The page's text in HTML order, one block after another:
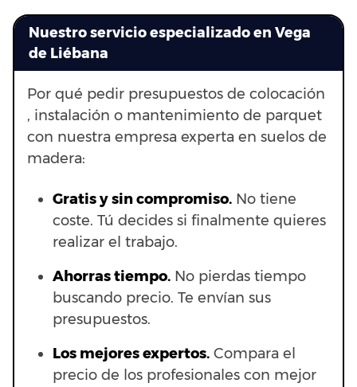
Nuestro servicio especializado en Vega
de Liébana
Por qué pedir presupuestos de colocación
, instalación o mantenimiento de parquet
con nuestra empresa experta en suelos de
madera:
Gratis y sin compromiso. No tiene
coste. Tú decides si finalmente quieres
realizar el trabajo.
Ahorras tiempo. No pierdas tiempo
buscando precio. Te envían sus
presupuestos.
Los mejores expertos. Compara el
precio de los profesionales con mejor